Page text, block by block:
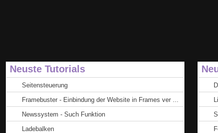
Neuste Tutorials
Seitensteuerung
Framebuster - Einbindung der Website in Frames ver ...
Newssystem - Such Funktion
Ladebalken